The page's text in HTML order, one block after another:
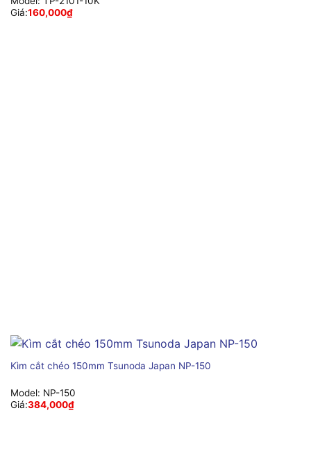
Giá:160,000₫
Kìm cắt chéo 150mm Tsunoda Japan NP-150
Model: NP-150
Giá:384,000₫